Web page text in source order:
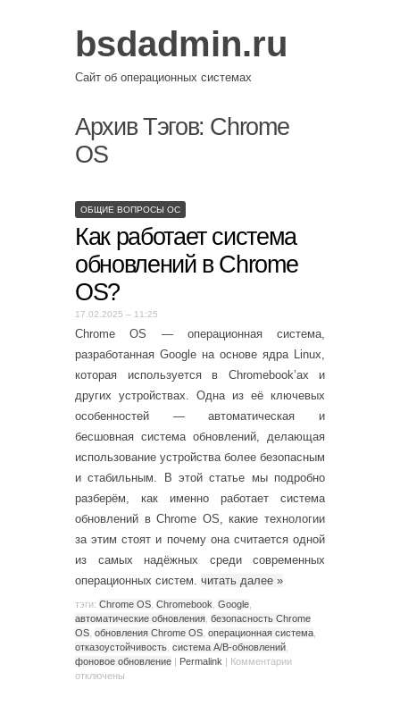
bsdadmin.ru
Сайт об операционных системах
Архив Тэгов: Chrome
OS
ОБЩИЕ ВОПРОСЫ ОС
Как работает система
обновлений в Chrome
OS?
17.02.2025 – 11:25
Chrome OS — операционная система,
разработанная Google на основе ядра Linux,
которая используется в Chromebook’ах и
других устройствах. Одна из её ключевых
особенностей — автоматическая и
бесшовная система обновлений, делающая
использование устройства более безопасным
и стабильным. В этой статье мы подробно
разберём, как именно работает система
обновлений в Chrome OS, какие технологии
за этим стоят и почему она считается одной
из самых надёжных среди современных
операционных систем. читать далее »
тэги: Chrome OS Chromebook Google
автоматические обновления безопасность Chrome
OS обновления Chrome OS операционная система
отказоустойчивость система A/B-обновлений
фоновое обновление | Permalink | Комментарии
отключены